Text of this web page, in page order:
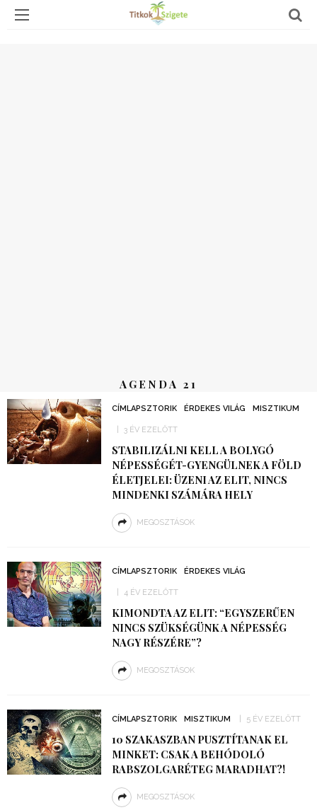
AGENDA 21
CÍMLAPSZTORIK ÉRDEKES VILÁG MISZTIKUM
3 ÉV EZELŐTT
STABILIZÁLNI KELL A BOLYGÓ
NÉPESSÉGÉT-GYENGÜLNEK A FÖLD
ÉLETJELEI: ÜZENI AZ ELIT, NINCS
MINDENKI SZÁMÁRA HELY
MEGOSZTÁSOK
CÍMLAPSZTORIK ÉRDEKES VILÁG
4 ÉV EZELŐTT
KIMONDTA AZ ELIT: “EGYSZERŰEN
NINCS SZÜKSÉGÜNK A NÉPESSÉG
NAGY RÉSZÉRE”?
MEGOSZTÁSOK
CÍMLAPSZTORIK MISZTIKUM 5 ÉV EZELŐTT
10 SZAKASZBAN PUSZTÍTANAK EL
MINKET: CSAK A BEHÓDOLÓ
RABSZOLGARÉTEG MARADHAT?!
MEGOSZTÁSOK